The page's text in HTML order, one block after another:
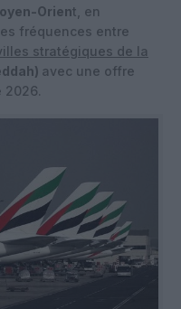
Orient, en
fréquences entre
stratégiques de la
) avec une offre
2026.